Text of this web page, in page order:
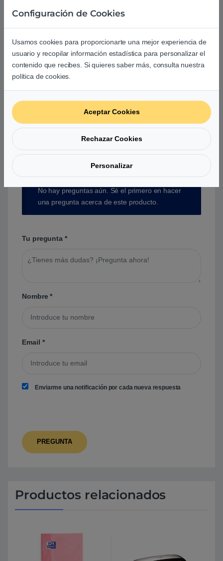
Aún no hay reseñas.
Preguntas y respuestas de los
usuarios sobre este producto
No hay preguntas aún. Sé el primero en hacer
una pregunta acerca de este producto.
Tu pregunta *
Nombre*
Email *
Enviarme una notificación por cada nueva respuesta
Productos relacionados
Configuración de Cookies
Usamos cookies para proporcionarte una mejor experiencia de
usuario y recopilar información estadística para personalizar el
contenido que recibes. Si quieres saber más, consulta nuestra
política de cookies.
Aceptar Cookies
Rechazar Cookies
Personalizar